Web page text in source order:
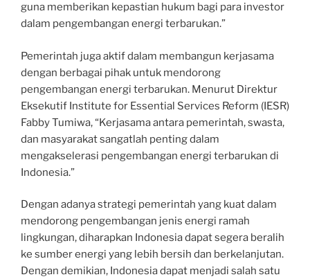
guna memberikan kepastian hukum bagi para investor
dalam pengembangan energi terbarukan.”
Pemerintah juga aktif dalam membangun kerjasama
dengan berbagai pihak untuk mendorong
pengembangan energi terbarukan. Menurut Direktur
Eksekutif Institute for Essential Services Reform (IESR)
Fabby Tumiwa, “Kerjasama antara pemerintah, swasta,
dan masyarakat sangatlah penting dalam
mengakselerasi pengembangan energi terbarukan di
Indonesia.”
Dengan adanya strategi pemerintah yang kuat dalam
mendorong pengembangan jenis energi ramah
lingkungan, diharapkan Indonesia dapat segera beralih
ke sumber energi yang lebih bersih dan berkelanjutan.
Dengan demikian, Indonesia dapat menjadi salah satu